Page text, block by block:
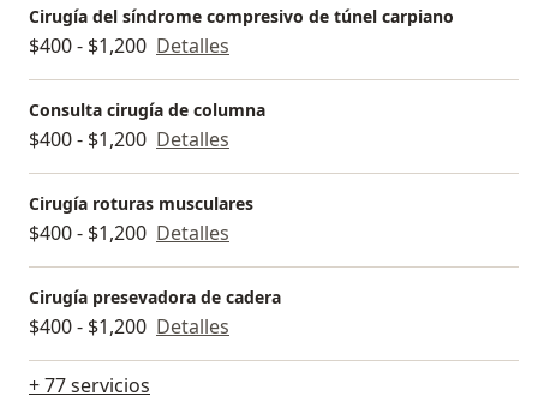
Cirugía del síndrome compresivo de túnel carpiano
$400 - $1,200 Detalles
Consulta cirugía de columna
$400 - $1,200 Detalles
Cirugía roturas musculares
$400 - $1,200 Detalles
Cirugía presevadora de cadera
$400 - $1,200 Detalles
+ 77 servicios